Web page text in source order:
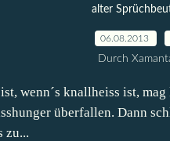
alter
06.08.2013
Durch
wenn´s knallheiss ist,
überfallen. Dann
zu...